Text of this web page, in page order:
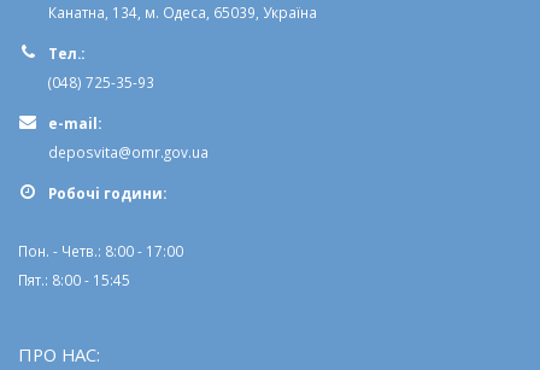
Канатна, 134, м. Одеса, 65039, Україна
Тел.:
(048) 725-35-93
e-mail:
deposvita@omr.gov.ua
Робочi години:
Пон. - Четв.: 8:00 - 17:00
Пят.: 8:00 - 15:45
ПРО НАС: